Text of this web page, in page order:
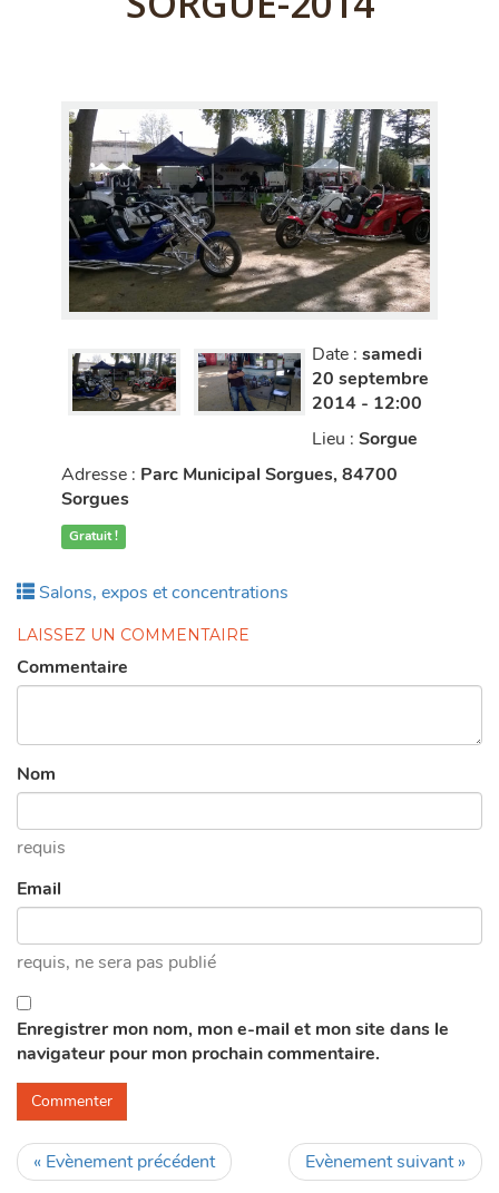
Date :samedi
20 septembre
2014 - 12:00
Lieu :Sorgue
Adresse : Parc Municipal Sorgues, 84700
Sorgues
Gratuit !
This page can't load Google Maps
correctly.
Publié
Salons, expos et concentrations
LAISSEZ UN COMMENTAIRE
Commentaire
Nom
requis
Email
requis, ne sera pas publié
Enregistrer mon nom, mon e-mail et mon site dans le
navigateur pour mon prochain commentaire.
Evènement suivant »
« Evènement précédent